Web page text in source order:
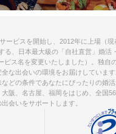
ービスを開始し、2012年に上場（
る、日本最大級の「自社直営」婚活
ビス名を変更いたしました）。独自
全な出会いの環境をお届けしていま
どの条件であなたにぴったりの婚
阪、名古屋、福岡をはじめ、全国
会いをサポートします。